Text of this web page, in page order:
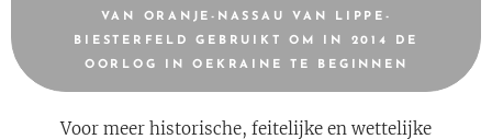
VAN ORANJE-NASSAU VAN LIPPE-
BIESTERFELD GEBRUIKT OM IN 2014 DE
OORLOG IN OEKRAINE TE BEGINNEN
Voor meer historische, feitelijke en wettelijke